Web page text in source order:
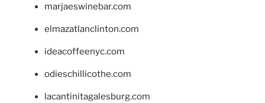
marjaeswinebar.com
elmazatlanclinton.com
ideacoffeenyc.com
odieschillicothe.com
lacantinitagalesburg.com